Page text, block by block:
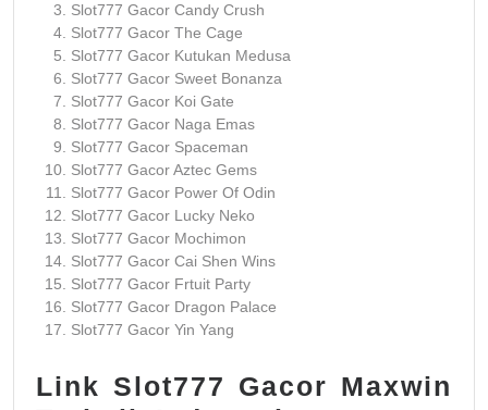
Slot777 Gacor Candy Crush
Slot777 Gacor The Cage
Slot777 Gacor Kutukan Medusa
Slot777 Gacor Sweet Bonanza
Slot777 Gacor Koi Gate
Slot777 Gacor Naga Emas
Slot777 Gacor Spaceman
Slot777 Gacor Aztec Gems
Slot777 Gacor Power Of Odin
Slot777 Gacor Lucky Neko
Slot777 Gacor Mochimon
Slot777 Gacor Cai Shen Wins
Slot777 Gacor Frtuit Party
Slot777 Gacor Dragon Palace
Slot777 Gacor Yin Yang
Link Slot777 Gacor Maxwin